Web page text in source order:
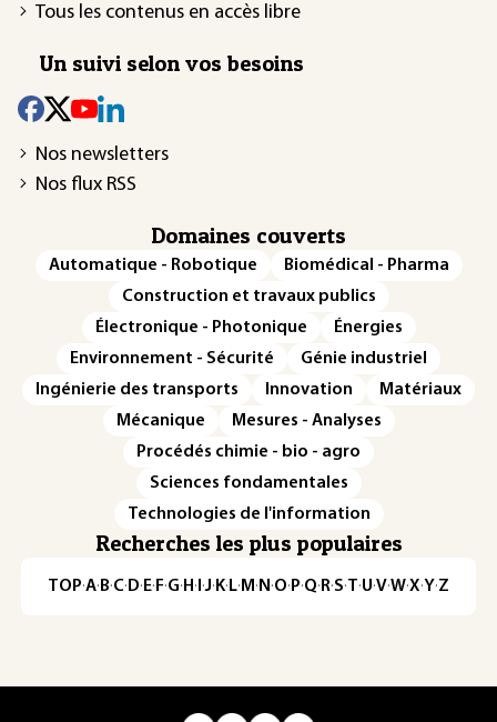
Tous les contenus en accès libre
Un suivi selon vos besoins
Nos newsletters
Nos flux RSS
Domaines couverts
Automatique - Robotique
Biomédical - Pharma
Construction et travaux publics
Électronique - Photonique
Énergies
Environnement - Sécurité
Génie industriel
Ingénierie des transports
Innovation
Matériaux
Mécanique
Mesures - Analyses
Procédés chimie - bio - agro
Sciences fondamentales
Technologies de l'information
Recherches les plus populaires
TOP·A·B·C· D· E· F·G· H · ·J· K· L· M · N ·O· P·Q· R·S·T·U·V·W·X·Y·Z